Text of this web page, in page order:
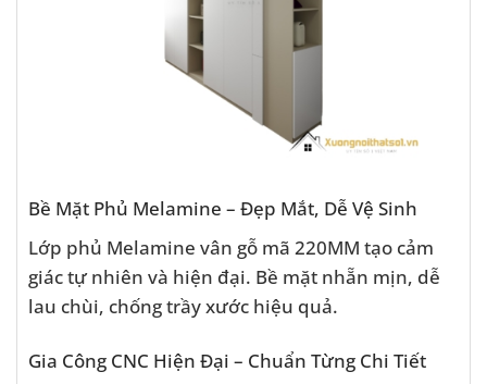
Bề Mặt Phủ Melamine – Đẹp Mắt, Dễ Vệ Sinh
Lớp phủ Melamine vân gỗ mã 220MM tạo cảm
giác tự nhiên và hiện đại. Bề mặt nhẵn mịn, dễ
lau chùi, chống trầy xước hiệu quả.
Gia Công CNC Hiện Đại – Chuẩn Từng Chi Tiết